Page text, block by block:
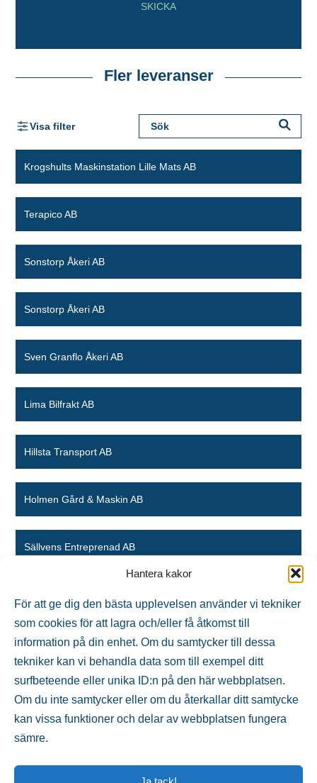
Hantera kakor
För att ge dig den bästa upplevelsen använder vi tekniker
som cookies för att lagra och/eller få åtkomst till
information på din enhet. Om du samtycker till dessa
tekniker kan vi behandla data som till exempel ditt
surfbeteende eller unika ID:n på den här webbplatsen.
Om du inte samtycker eller om du återkallar ditt samtycke
kan vissa funktioner och delar av webbplatsen fungera
sämre.
SKICKA
Fler leveranser
Visa filter
Krogshults Maskinstation Lille Mats AB
Terapico AB
Sonstorp Åkeri AB
Sonstorp Åkeri AB
Sven Granflo Åkeri AB
Lima Bilfrakt AB
Hillsta Transport AB
Holmen Gård & Maskin AB
Sällvens Entreprenad AB
MiNi Transport i Kramfors AB